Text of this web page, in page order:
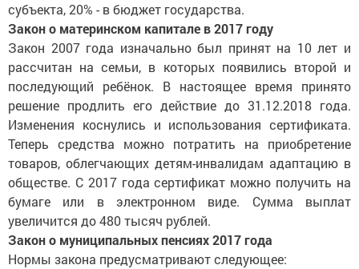
субъекта, 20% - в бюджет государства.
Закон о материнском капитале в 2017 году
Закон 2007 года изначально был принят на 10 лет и
рассчитан на семьи, в которых появились второй и
последующий ребёнок. В настоящее время принято
решение продлить его действие до 31.12.2018 года.
Изменения коснулись и использования сертификата.
Теперь средства можно потратить на приобретение
товаров, облегчающих детям-инвалидам адаптацию в
обществе. С 2017 года сертификат можно получить на
бумаге или в электронном виде. Сумма выплат
увеличится до 480 тысяч рублей.
Закон о муниципальных пенсиях 2017 года
Нормы закона предусматривают следующее: